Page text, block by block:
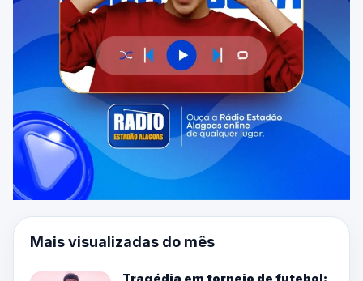
Mais visualizadas do mês
Tragédia em torneio de futebol: